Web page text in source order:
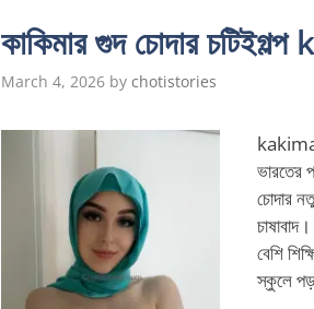
কাকিমার গুদ চোদার
March 4, 2026 by chotistories
ভারতের
চোদার
বেশি
স্কুলে